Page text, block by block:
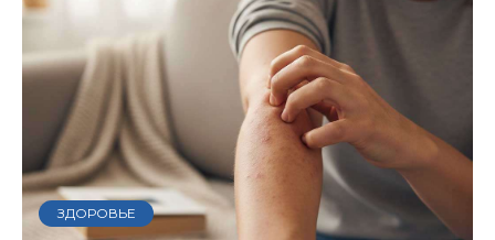
ЗДОРОВЬЕ